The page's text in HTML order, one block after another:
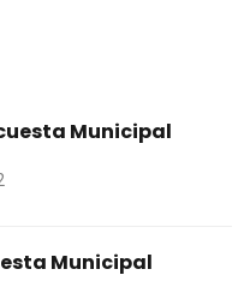
Municipal
Municipal